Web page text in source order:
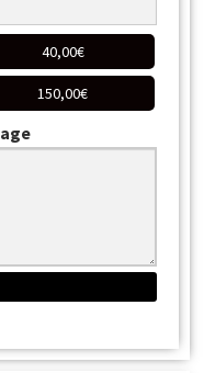
40,00€
150,00€